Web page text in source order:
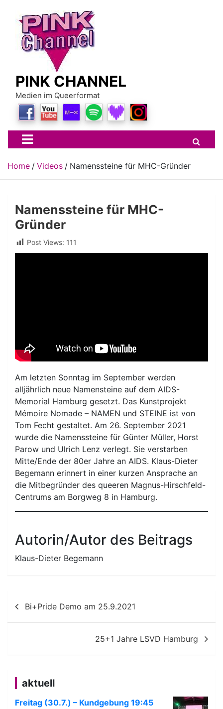
content
PINK CHANNEL
Medien im Queerformat
Home Videos Namenssteine für MHC-Gründer
Namenssteine für MHC-
Gründer
Post Views: 111
Am letzten Sonntag im September werden
alljährlich neue Namensteine auf dem AIDS-
Memorial Hamburg gesetzt. Das Kunstprojekt
Mémoire Nomade – NAMEN und STEINE ist von
Tom Fecht gestaltet. Am 26. September 2021
wurde die Namenssteine für Günter Müller, Horst
Parow und Ulrich Lenz verlegt. Sie verstarben
Mitte/Ende der 80er Jahre an AIDS. Klaus-Dieter
Begemann erinnert in einer kurzen Ansprache an
die Mitbegründer des queeren Magnus-Hirschfeld-
Centrums am Borgweg 8 in Hamburg.
Autorin/Autor des Beitrags
Klaus-Dieter Begemann
Beitragsnavigation
Bi+Pride Demo am 25.9.2021
25+1 Jahre LSVD Hamburg
aktuell
Freitag (30.7.) – Kundgebung 19:45